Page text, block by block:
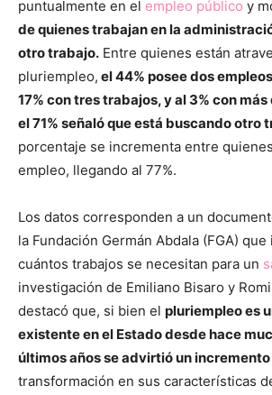
puntualmente en el empleo público y
de quienes trabajan en la
otro trabajo. Entre quienes están
pluriempleo, el 44% posee dos
17% con tres trabajos, y al 3% con
el 71% señaló que está buscando otro
porcentaje se incrementa entre
empleo, llegando al 77%.
Los datos corresponden a un
la Fundación Germán Abdala (FGA) que
cuántos trabajos se necesitan para un
investigación de Emiliano Bisaro y
destacó que, si bien el pluriempleo es
existente en el Estado desde hace
últimos años se advirtió un incremento
transformación en sus características